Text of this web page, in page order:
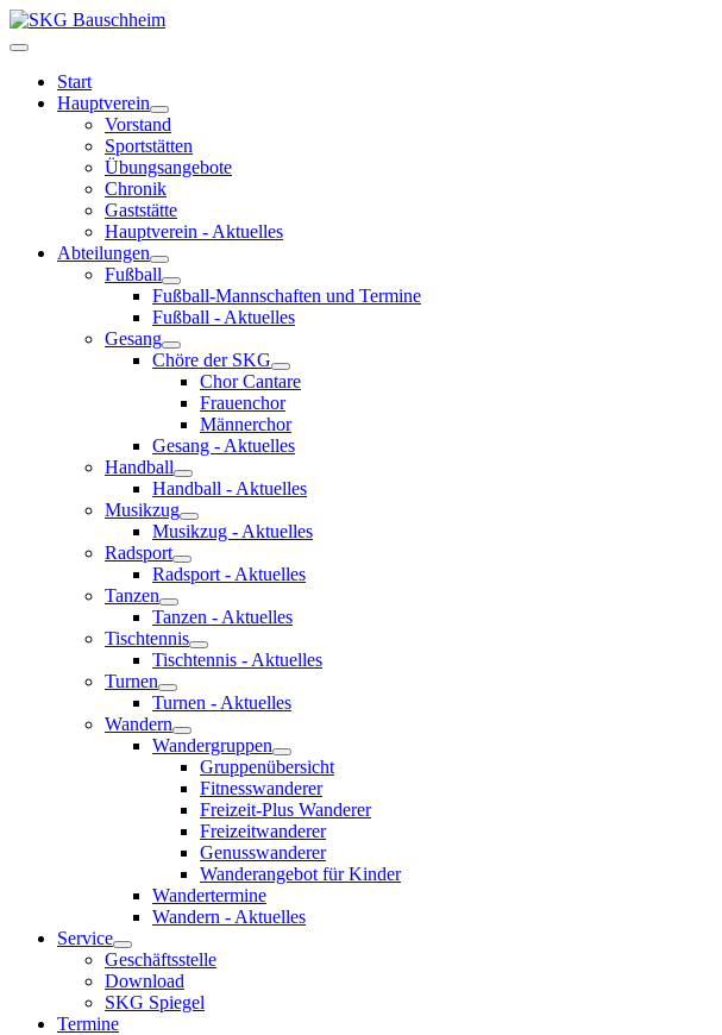
Start
Hauptverein
Vorstand
Sportstätten
Übungsangebote
Chronik
Gaststätte
Hauptverein - Aktuelles
Abteilungen
Fußball
Fußball-Mannschaften und Termine
Fußball - Aktuelles
Gesang
Chöre der SKG
Chor Cantare
Frauenchor
Männerchor
Gesang - Aktuelles
Handball
Handball - Aktuelles
Musikzug
Musikzug - Aktuelles
Radsport
Radsport - Aktuelles
Tanzen
Tanzen - Aktuelles
Tischtennis
Tischtennis - Aktuelles
Turnen
Turnen - Aktuelles
Wandern
Wandergruppen
Gruppenübersicht
Fitnesswanderer
Freizeit-Plus Wanderer
Freizeitwanderer
Genusswanderer
Wanderangebot für Kinder
Wandertermine
Wandern - Aktuelles
Service
Geschäftsstelle
Download
SKG Spiegel
Termine